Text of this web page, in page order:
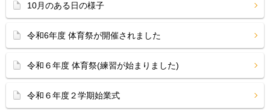
10月のある日の様子
令和6年度 体育祭が開催されました
令和６年度 体育祭(練習が始まりました)
令和６年度２学期始業式